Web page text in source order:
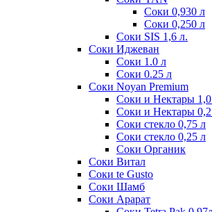
Соки 0,930 л
Соки 0,250 л
Соки SIS 1,6 л.
Соки Иджеван
Соки 1.0 л
Соки 0.25 л
Соки Noyan Premium
Соки и Нектары
Соки и Нектары
Соки стекло 0,75 л
Соки стекло 0,25 л
Соки Органик
Соки Витал
Соки te Gusto
Соки Шамб
Соки Арарат